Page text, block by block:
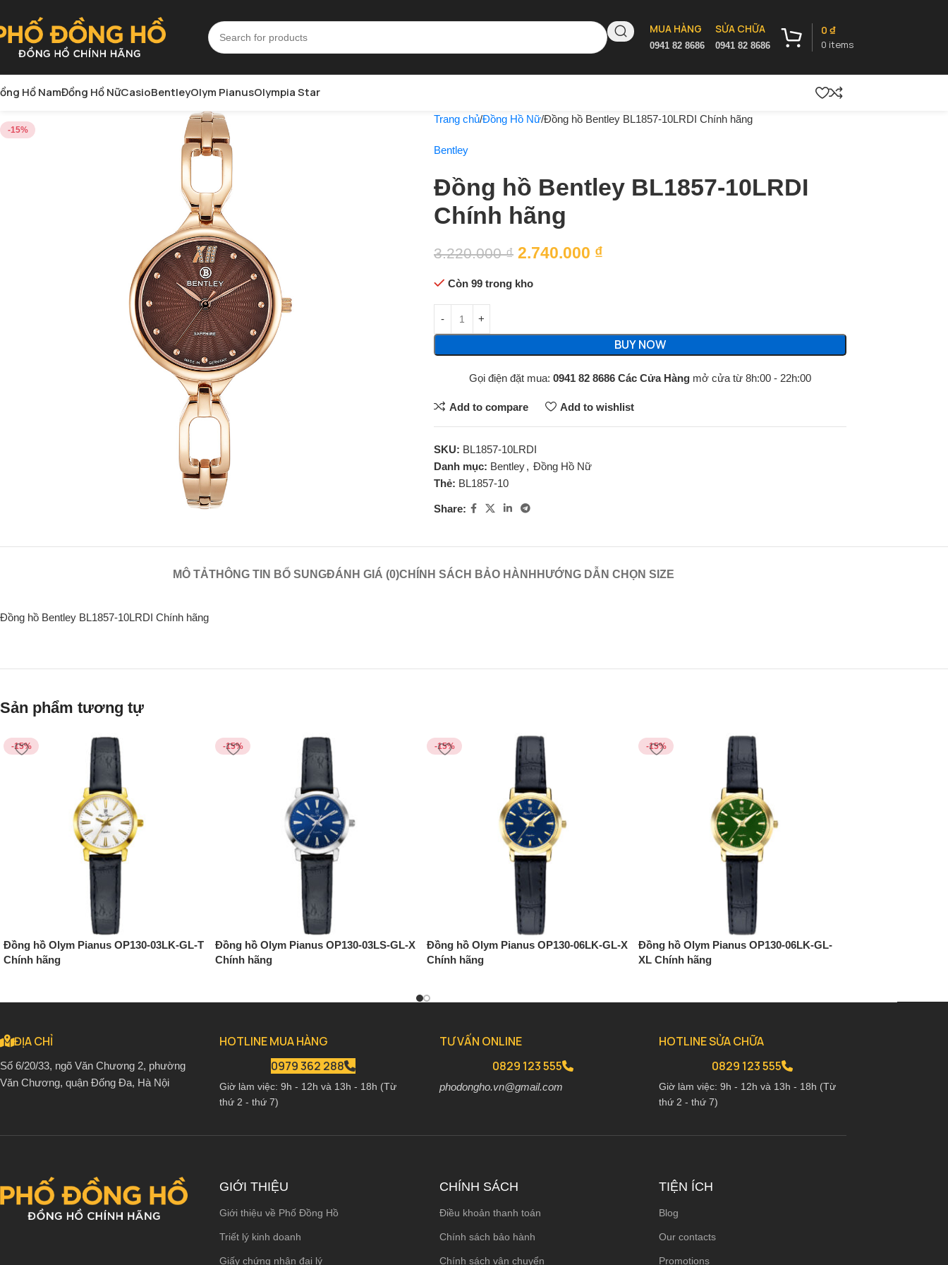
MUA HÀNG
0941 82 8686
SỬA CHỮA
0941 82 8686 0 items
0 ₫
Hồ NamĐồng Hồ NữCasioBentleyOlym PianusOlympia Star
-15%
Trang chủ Đồng Hồ Nữ Đồng hồ Bentley BL1857-10LRDI Chính hãng
Bentley
Đồng hồ Bentley BL1857-10LRDI
Chính hãng
3.220.000₫ 2.740.000 ₫
Còn 99 trong kho
BUY NOW
Gọi điện đặt mua: 0941 82 8686 Các Cửa Hàng mở cửa từ 8h:00 - 22h:00
Add to compare Add to wishlist
SKU: BL1857-10LRDI
Danh mục: Bentley, Đồng Hồ Nữ
Thẻ: BL1857-10
Share:
MÔ TẢTHÔNG TIN BỔ SUNGĐÁNH GIÁ (0)CHÍNH SÁCH BẢO HÀNH HƯỚNG DẪN CHỌN SIZE
Đồng hồ Bentley BL1857-10LRDI Chính hãng
Sản phẩm tương tự
-15%
Đồng hồ Olym Pianus OP130-03LK-GL-T
Chính hãng
-15%
Đồng hồ Olym Pianus OP130-03LS-GL-X
Chính hãng
-15%
Đồng hồ Olym Pianus OP130-06LK-GL-X
Chính hãng
-15%
Đồng hồ Olym Pianus OP130-06LK-GL-
XL Chính hãng
ĐỊA CHỈ
Số 6/20/33, ngõ Văn Chương 2, phường
Văn Chương, quận Đống Đa, Hà Nội
HOTLINE MUA HÀNG
0979 362 288
Giờ làm việc: 9h - 12h và 13h - 18h (Từ
thứ 2 - thứ 7)
TƯ VẤN ONLINE
0829 123 555
phodongho.vn@gmail.com
HOTLINE SỬA CHỮA
0829 123 555
Giờ làm việc: 9h - 12h và 13h - 18h (Từ
thứ 2 - thứ 7)
GIỚI THIỆU
Giới thiệu về Phố Đồng Hồ
Triết lý kinh doanh
Giấy chứng nhận đại lý
CHÍNH SÁCH
Điều khoản thanh toán
Chính sách bảo hành
Chính sách vận chuyển
TIỆN ÍCH
Blog
Our contacts
Promotions